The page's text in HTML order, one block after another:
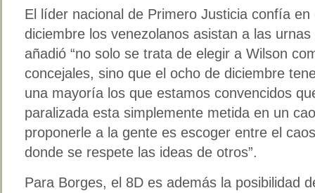
El líder nacional de Primero Justicia confía
diciembre los venezolanos asistan a las
añadió “no solo se trata de elegir a Wilson
concejales, sino que el ocho de diciembre
una mayoría los que estamos convencidos
paralizada esta simplemente metida en un
proponerle a la gente es escoger entre el
donde se respete las ideas de otros”.
Para Borges, el 8D es además la posibilidad